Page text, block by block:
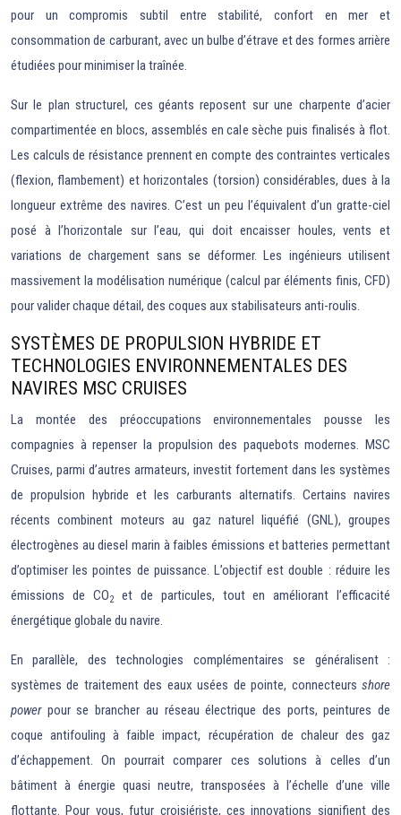
pour un compromis subtil entre stabilité, confort en mer et
consommation de carburant, avec un bulbe d’étrave et des formes arrière
étudiées pour minimiser la traînée.
Sur le plan structurel, ces géants reposent sur une charpente d’acier
compartimentée en blocs, assemblés en cale sèche puis finalisés à flot.
Les calculs de résistance prennent en compte des contraintes verticales
(flexion, flambement) et horizontales (torsion) considérables, dues à la
longueur extrême des navires. C’est un peu l’équivalent d’un gratte-ciel
posé à l’horizontale sur l’eau, qui doit encaisser houles, vents et
variations de chargement sans se déformer. Les ingénieurs utilisent
massivement la modélisation numérique (calcul par éléments finis, CFD)
pour valider chaque détail, des coques aux stabilisateurs anti-roulis.
SYSTÈMES DE PROPULSION HYBRIDE ET
TECHNOLOGIES ENVIRONNEMENTALES DES
NAVIRES MSC CRUISES
La montée des préoccupations environnementales pousse les
compagnies à repenser la propulsion des paquebots modernes. MSC
Cruises, parmi d’autres armateurs, investit fortement dans les systèmes
de propulsion hybride et les carburants alternatifs. Certains navires
récents combinent moteurs au gaz naturel liquéfié (GNL), groupes
électrogènes au diesel marin à faibles émissions et batteries permettant
d’optimiser les pointes de puissance. L’objectif est double : réduire les
émissions de CO2
et de particules, tout en améliorant l’efficacité
énergétique globale du navire.
En parallèle, des technologies complémentaires se généralisent :
systèmes de traitement des eaux usées de pointe, connecteurs shore
powerpour se brancher au réseau électrique des ports, peintures de
coque antifouling à faible impact, récupération de chaleur des gaz
d’échappement. On pourrait comparer ces solutions à celles d’un
bâtiment à énergie quasi neutre, transposées à l’échelle d’une ville
flottante. Pour vous, futur croisiériste, ces innovations signifient des